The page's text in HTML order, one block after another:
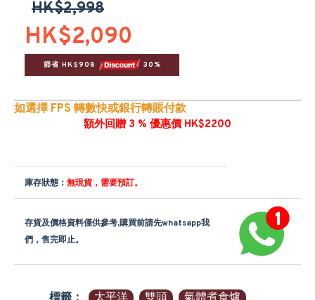
HK$2,090
HK$2,998
節省 HK$908 30%
如選擇 FPS 轉數快或銀行轉賬付款
額外回贈 3 % 優惠價 HK$2200
庫存狀態： 無現貨，需要預訂。
存貨及價格資料僅供參考,購買前請先whatsapp我
們，售完即止。